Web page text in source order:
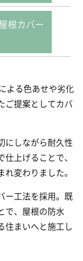
根カバー
よる色あせや劣化
ご提案としてカバ
にしながら耐久性
仕上げることで、
変わりました。
ー工法を採用。既
で、屋根の防水
住まいへと施工し